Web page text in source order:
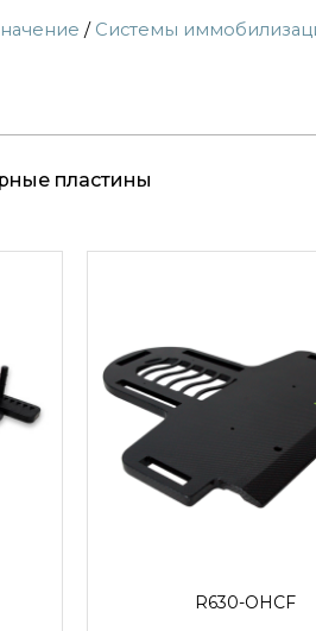
/ Системы
пластины
R630-OHCF